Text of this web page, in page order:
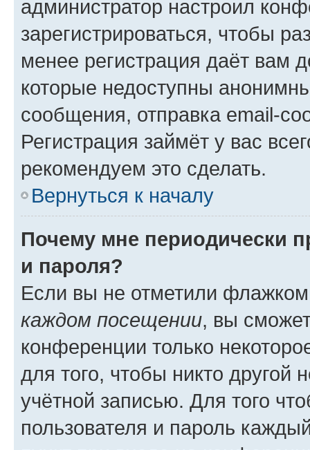
администратор настроил
зарегистрироваться, чтобы
менее регистрация даёт вам
которые недоступны
сообщения, отправка email-
Регистрация займёт у вас
рекомендуем это сделать.
Вернуться к началу
Почему мне периодически
и пароля?
Если вы не отметили
каждом посещении, вы
конференции только
для того, чтобы никто другой
учётной записью. Для того
пользователя и пароль